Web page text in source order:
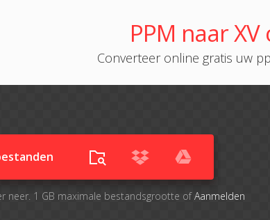
PPM naar
Converteer online gratis uw
neer. 1 GB maximale bestandsgrootte ofAanmelden